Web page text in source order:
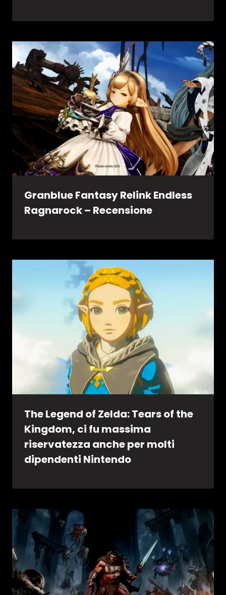
Granblue Fantasy Relink Endless
Ragnarock – Recensione
The Legend of Zelda: Tears of the
Kingdom, ci fu massima
riservatezza anche per molti
dipendenti Nintendo